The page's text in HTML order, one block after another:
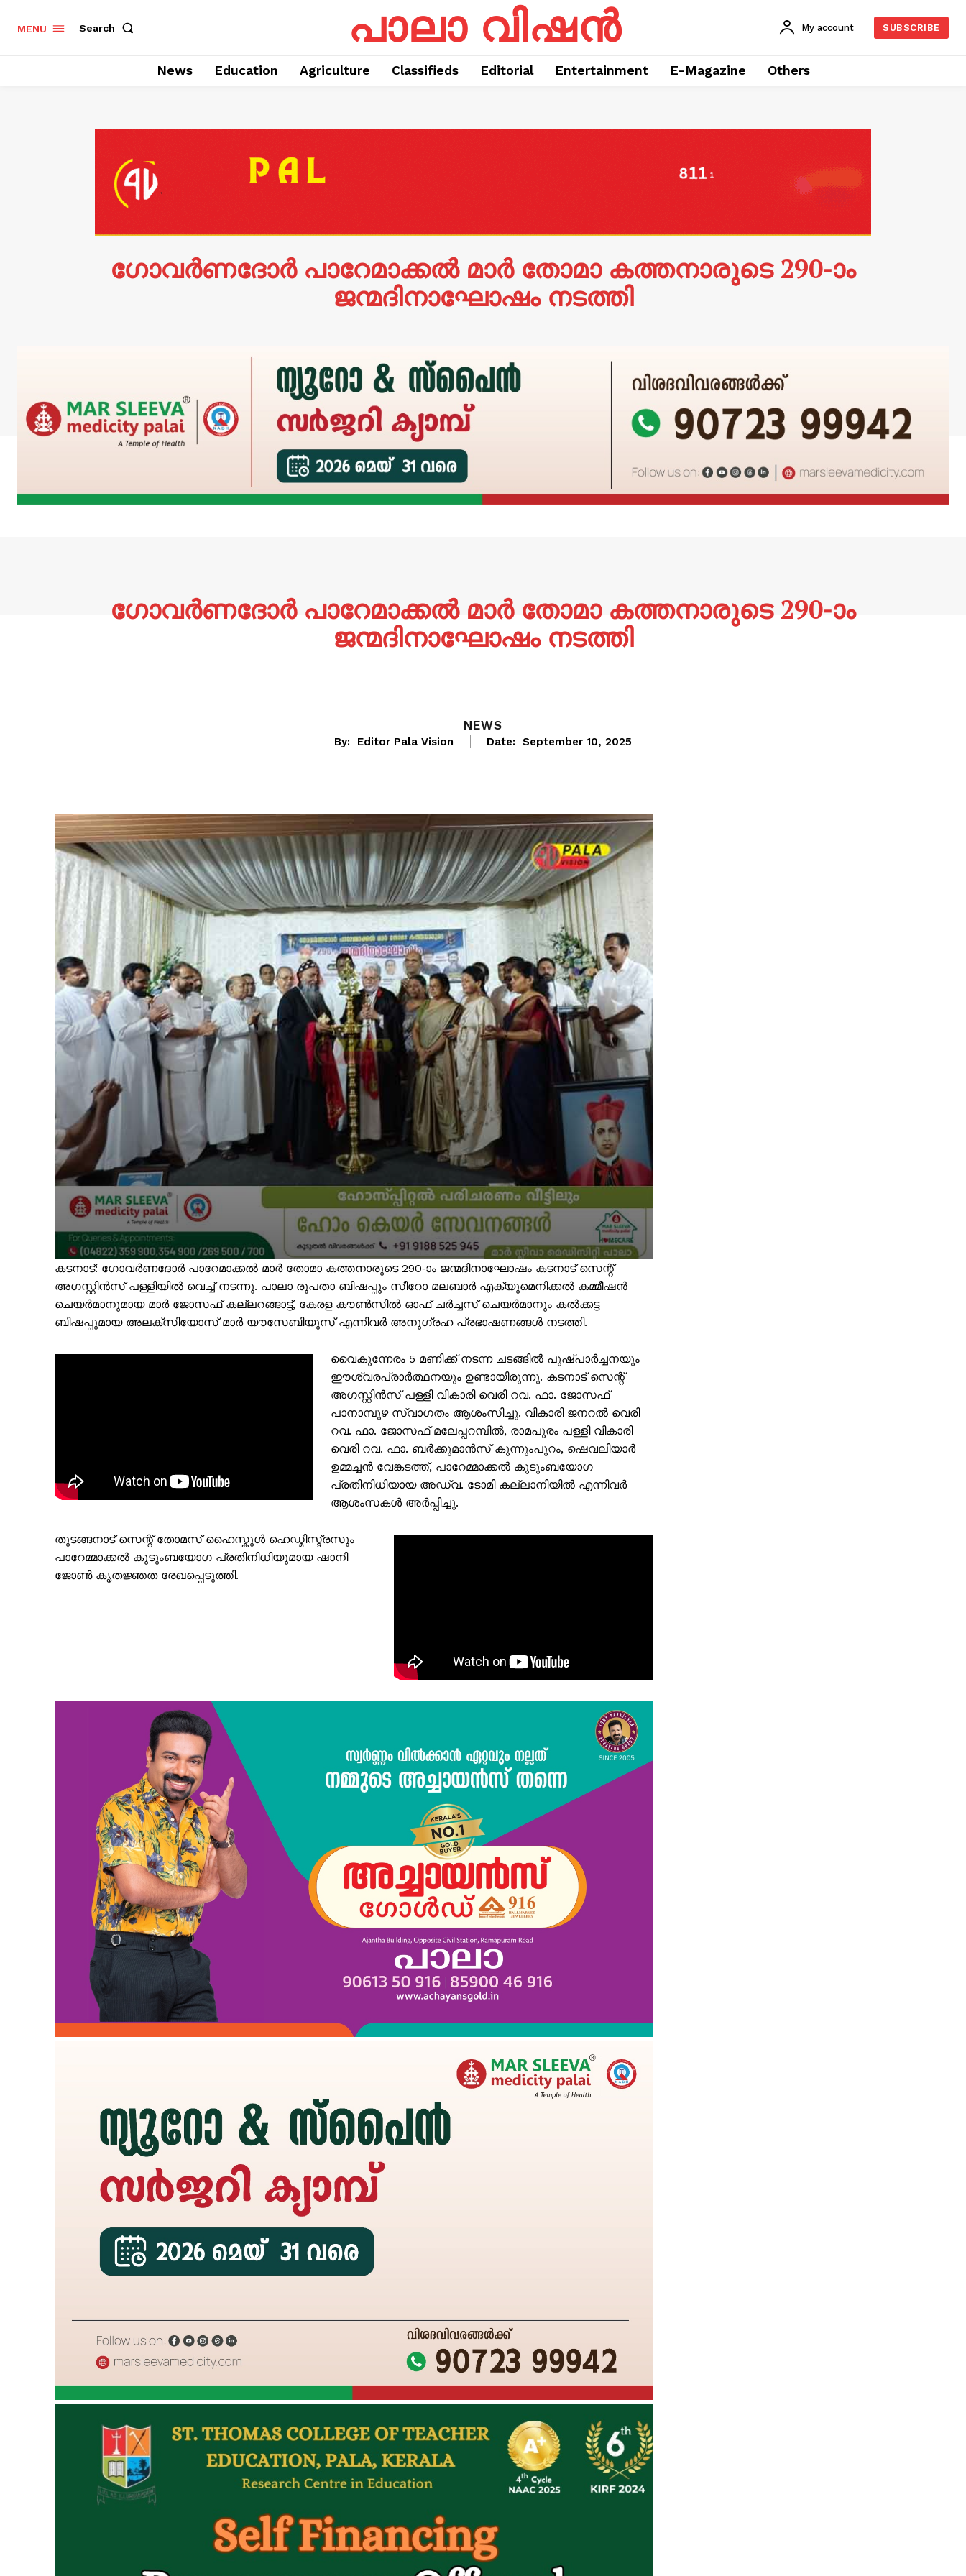
PALA VISION
Grievance Redressal
MENU Search പാലാ വിഷൻ My account SUBSCRIBE
News Education Agriculture Classifieds Editorial Entertainment E-Magazine Others
ഗോവർണദോർ പാറേമാക്കൽ മാർ തോമാ കത്തനാരുടെ 290-ാം
ജന്മദിനാഘോഷം നടത്തി
ഗോവർണദോർ പാറേമാക്കൽ മാർ തോമാ കത്തനാരുടെ 290-ാം
ജന്മദിനാഘോഷം നടത്തി
NEWS
By: Editor Pala Vision Date: September 10, 2025
കടനാട്: ഗോവർണദോർ പാറേമാക്കൽ മാർ തോമാ കത്തനാരുടെ 290-ാം ജന്മദിനാഘോഷം കടനാട് സെന്റ്
അഗസ്റ്റിൻസ് പള്ളിയിൽ വെച്ച് നടന്നു. പാലാ രൂപതാ ബിഷപ്പും സീറോ മലബാർ എക്യുമെനിക്കൽ കമ്മീഷൻ
ചെയർമാനുമായ മാർ ജോസഫ് കല്ലറങ്ങാട്ട്, കേരള കൗൺസിൽ ഓഫ് ചർച്ചസ് ചെയർമാനും കൽക്കട്ട
ബിഷപ്പുമായ അലക്‌സിയോസ് മാർ യൗസേബിയൂസ് എന്നിവർ അനുഗ്രഹ പ്രഭാഷണങ്ങൾ നടത്തി.
വൈകുന്നേരം 5 മണിക്ക് നടന്ന ചടങ്ങിൽ പുഷ്പാർച്ചനയും
ഈശ്വരപ്രാർത്ഥനയും ഉണ്ടായിരുന്നു. കടനാട് സെന്റ്
അഗസ്റ്റിൻസ് പള്ളി വികാരി വെരി റവ. ഫാ. ജോസഫ്
പാനാമ്പുഴ സ്വാഗതം ആശംസിച്ചു. വികാരി ജനറൽ വെരി
റവ. ഫാ. ജോസഫ് മലേപ്പറമ്പിൽ, രാമപുരം പള്ളി വികാരി
വെരി റവ. ഫാ. ബർക്കുമാൻസ് കുന്നുംപുറം, ഷെവലിയാർ
ഉമ്മച്ചൻ വേങ്കടത്ത്, പാറേമ്മാക്കൽ കുടുംബയോഗ
പ്രതിനിധിയായ അഡ്വ. ടോമി കല്ലാനിയിൽ എന്നിവർ
ആശംസകൾ അർപ്പിച്ചു.
തുടങ്ങനാട് സെന്റ് തോമസ് ഹൈസ്കൂൾ ഹെഡ്മിസ്ട്രസും
പാറേമ്മാക്കൽ കുടുംബയോഗ പ്രതിനിധിയുമായ ഷാനി
ജോൺ കൃതജ്ഞത രേഖപ്പെടുത്തി.